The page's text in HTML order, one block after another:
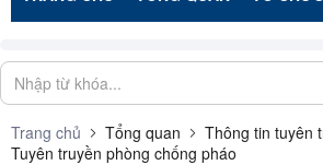
Trang chủ Tổng quan
Thông tin tuyên
Tuyên truyền phòng chống pháo